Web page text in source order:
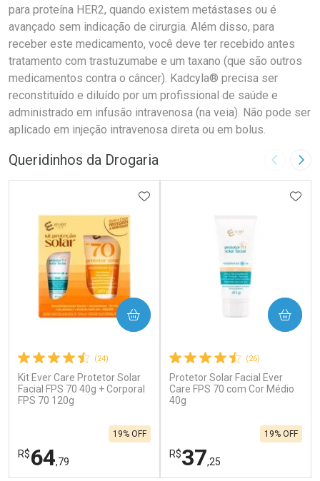
para proteína HER2, quando existem metástases ou é
avançado sem indicação de cirurgia. Além disso, para
receber este medicamento, você deve ter recebido antes
tratamento com trastuzumabe e um taxano (que são outros
medicamentos contra o câncer). Kadcyla® precisa ser
reconstituído e diluído por um profissional de saúde e
administrado em infusão intravenosa (na veia). Não pode ser
aplicado em injeção intravenosa direta ou em bolus.
Queridinhos da Drogaria Imagem
(24)
Kit Ever Care Protetor Solar
Facial FPS 70 40g + Corporal
FPS 70 120g
R$64,79
19% OFF
ADICIONAR AOS FAVORITOS
COMPRAR
(26)
Protetor Solar Facial Ever
Care FPS 70 com Cor Médio
40g
R$37,25
19% OFF
COMPRAR